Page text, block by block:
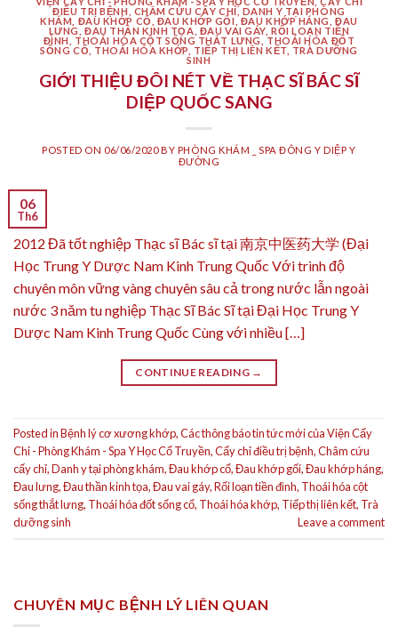
ĐIỀU TRỊ BỆNH
CHÂM CỨU CẤY CHỈ, DANH Y TẠI PHÒNG
KHÁM
ĐAU KHỚP CỔ ĐAU KHỚP GỐI ,ĐAU KHỚP HÁNG ,ĐAU
LƯNG
,ĐAU THẦN KINH TỌA ĐAU VAI GÁY,RỐI LOẠN TIỀN
ĐÌNH
THOÁI HÓA CỘT SỐNG THẮT LƯNG ,THOÁI HÓA ĐỐT
SỐNG CỔ
THOÁI HÓA KHỚP TIẾP THỊ LIÊN KẾT
TRÀ DƯỠNG
SINH
GIỚI THIỆU ĐÔI NÉT VỀ THẠC SĨ BÁC SĨ
DIỆP QUỐC SANG
POSTED ON 06/06/2020BY PHÒNG KHÁM _ SPA ĐÔNG Y DIỆP Y
ĐƯỜNG
06
Th6
2012 Đã tốt nghiệp Thạc sĩ Bác sĩ tại 南京中医药大学 (Đại
Học Trung Y Dược Nam Kinh Trung Quốc Với trình độ
chuyên môn vững vàng chuyên sâu cả trong nước lẫn ngoài
nước 3 năm tu nghiệp Thạc Sĩ Bác Sĩ tại Đại Học Trung Y
Dược Nam Kinh Trung Quốc Cùng với nhiều […]
CONTINUE READING →
Posted inBệnh lý cơ xương khớp,Các thông báo tin tức mới của Viện Cấy
Chỉ - Phòng Khám - Spa Y Học Cổ Truyền,Cấy chỉ điều trị bệnh,Châm cứu
cấy chỉ,Danh y tại phòng khám,Đau khớp cổ,Đau khớp gối,Đau khớp háng,
Đau lưng,Đau thần kinh tọa,Đau vai gáy,Rối loạn tiền đình, Thoái hóa cột
sống thắt lưng, Thoái hóa đốt sống cổ, Thoái hóa khớp, Tiếp thị liên kết, Trà
dưỡng sinh
Leave a comment
CHUYÊN MỤC BỆNH LÝ LIÊN QUAN